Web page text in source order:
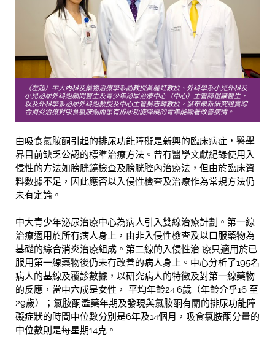
（左起）中大內科及藥物治療學系副教授黃麗虹教授、外科學系小兒外科及
小兒泌尿外科組顧問醫生及青少年泌尿治療中心（中心）主管譚煜謙醫生，
以及外科學系泌尿外科組教授及中心主管吳志輝教授，發布最新研究證實綜
合消炎治療對吸食氯胺酮而患有排尿功能障礙的青年能顯著改善病情。
由吸食氯胺酮引起的排尿功能障礙是新興的臨床病症，醫學
界目前缺乏公認的標準治療方法。曾有醫學文獻紀錄使用入
侵性的方法如膀胱鏡檢查及膀胱腔內治療法，但由於臨床資
料數據不足，因此應否以入侵性檢查及治療作為常規方法仍
未有定論。
中大青少年泌尿治療中心為病人引入雙線治療計劃。第一線
治療適用於所有病人身上，由非入侵性檢查及以口服藥物為
基礎的綜合消炎治療組成。第二線的入侵性治 療只適用於已
服用第一線藥物後仍未有改善的病人身上。中心分析了195名
病人的基線及覆診數據，以研究病人的特徵及對第一線藥物
的反應，當中六成是女性， 平均年齡24.6歲（年齡介乎16 至
29歲）；氯胺酮濫藥年期及發現與氯胺酮有關的排尿功能障
礙症狀的時間中位數分別是6年及14個月，吸食氯胺酮分量的
中位數則是每星期14克。